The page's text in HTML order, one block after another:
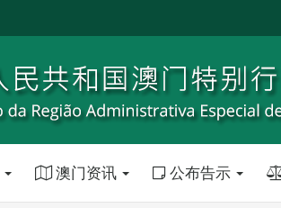
澳门资讯 公布告示